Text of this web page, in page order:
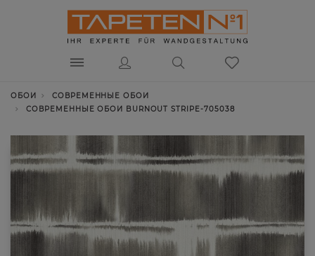
ОБОИ
СОВРЕМЕННЫЕ ОБОИ
СОВРЕМЕННЫЕ ОБОИ BURNOUT STRIPE-705038